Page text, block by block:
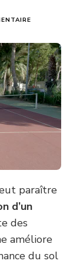
LES
AVANTAGES
DE
LA
RÉNOVATION
D’UN
COURT
DE
paraître
d’un
des
améliore
du sol